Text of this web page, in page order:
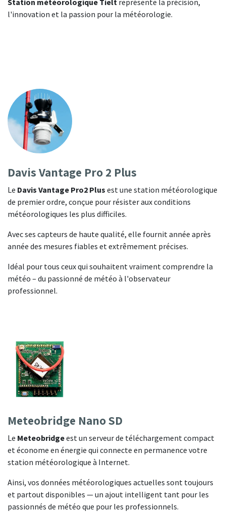
l'innovation et la passion pour la météorologie.
Davis Vantage Pro 2 Plus
Le Davis Vantage Pro2 Plus est une station météorologique
de premier ordre, conçue pour résister aux conditions
météorologiques les plus difficiles.
Avec ses capteurs de haute qualité, elle fournit année après
année des mesures fiables et extrêmement précises.
Idéal pour tous ceux qui souhaitent vraiment comprendre la
météo – du passionné de météo à l'observateur
professionnel.
Meteobridge Nano SD
Le Meteobridgeest un serveur de téléchargement compact
et économe en énergie qui connecte en permanence votre
station météorologique à Internet.
Ainsi, vos données météorologiques actuelles sont toujours
et partout disponibles — un ajout intelligent tant pour les
passionnés de météo que pour les professionnels.